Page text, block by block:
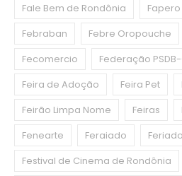
Fale Bem de Rondônia
Fapero
Febraban
Febre Oropouche
Fecomercio
Federação
Feira de Adoção
Feira Pet
Feirão Limpa Nome
Feiras
Fenearte
Feraiado Feriado
Festival de Cinema de Rondônia